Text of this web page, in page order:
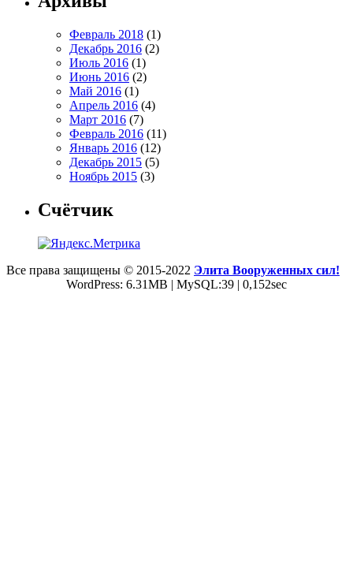
Февраль 2018 (1)
Декабрь 2016 (2)
Июль 2016 (1)
Июнь 2016 (2)
Май 2016 (1)
Апрель 2016 (4)
Март 2016 (7)
Февраль 2016 (11)
Январь 2016 (12)
Декабрь 2015 (5)
Ноябрь 2015 (3)
Счётчик
Все права защищены © 2015-2022 Элита Вооруженных сил!
WordPress: 6.31MB | MySQL:39 | 0,152sec